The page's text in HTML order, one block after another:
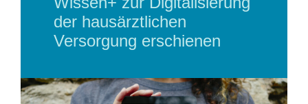
der hausärztlichen
Versorgung erschienen